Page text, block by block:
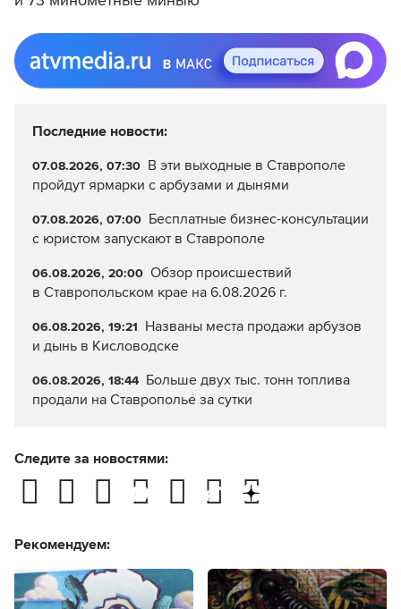
Последние новости:
07.08.2026, 07:30 В эти выходные в Ставрополе
пройдут ярмарки с арбузами и дынями
07.08.2026, 07:00 Бесплатные бизнес-консультации
с юристом запускают в Ставрополе
06.08.2026, 20:00 Обзор происшествий
в Ставропольском крае на 6.08.2026 г.
06.08.2026, 19:21 Названы места продажи арбузов
и дынь в Кисловодске
06.08.2026, 18:44 Больше двух тыс. тонн топлива
продали на Ставрополье за сутки
Следите за новостями:
Рекомендуем: